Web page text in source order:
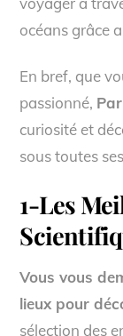
océans grâce
En bref, que
passionné,
curiosité et
sous toutes
1-Les
Vous vous
lieux pour
sélection des